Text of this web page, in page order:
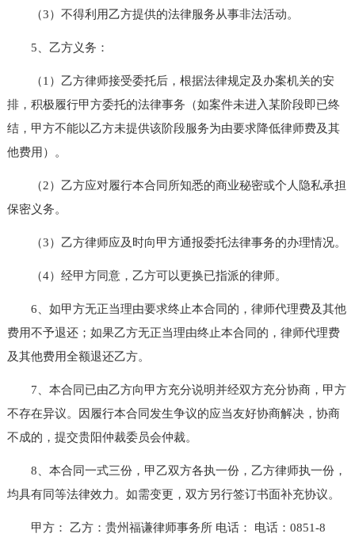
（3）不得利用乙方提供的法律服务从事非法活动。
5、乙方义务：
（1）乙方律师接受委托后，根据法律规定及办案机关的安
排，积极履行甲方委托的法律事务（如案件未进入某阶段即已终
结，甲方不能以乙方未提供该阶段服务为由要求降低律师费及其
他费用）。
（2）乙方应对履行本合同所知悉的商业秘密或个人隐私承担
保密义务。
（3）乙方律师应及时向甲方通报委托法律事务的办理情况。
（4）经甲方同意，乙方可以更换已指派的律师。
6、如甲方无正当理由要求终止本合同的，律师代理费及其他
费用不予退还；如果乙方无正当理由终止本合同的，律师代理费
及其他费用全额退还乙方。
7、本合同已由乙方向甲方充分说明并经双方充分协商，甲方
不存在异议。因履行本合同发生争议的应当友好协商解决，协商
不成的，提交贵阳仲裁委员会仲裁。
8、本合同一式三份，甲乙双方各执一份，乙方律师执一份，
均具有同等法律效力。如需变更，双方另行签订书面补充协议。
甲方： 乙方：贵州福谦律师事务所 电话： 电话：0851-8